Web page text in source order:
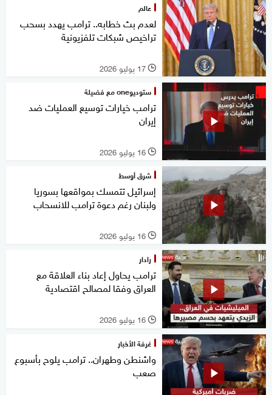
عالم
لعدم بث خطابه.. ترامب يهدد بسحب
تراخيص شبكات تلفزيونية
l 17 يوليو 2026
ستوديوone مع فضيلة
ترامب خيارات توسيع العمليات ضد
إيران
l 16 يوليو 2026
شرق أوسط
إسرائيل تتمسك بمواقعها بسوريا
ولبنان رغم دعوة ترامب للانسحاب
l 16 يوليو 2026
رادار
ترامب يحاول إعاد بناء العلاقة مع
العراق وفقا لمصالح اقتصادية
l 16 يوليو 2026
غرفة الأخبار
واشنطن وطهران.. ترامب يلوح بأسبوع
صعب